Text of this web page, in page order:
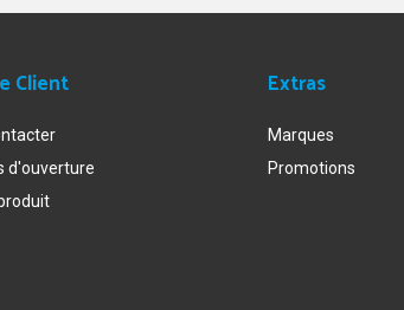
Client
d'ouverture
Extras
Marques
Promotions